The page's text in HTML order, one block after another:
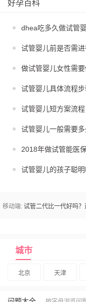
好孕百科
dhea吃多久做试管
试管婴儿具体流程步
试管婴儿短方案流程
试管婴儿一般需要多
2018年做试管能医
试管婴儿的孩子聪明
移动端: 试管二代比一代好吗
城市
北京 天津